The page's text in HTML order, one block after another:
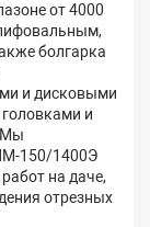
от 4000
болгарка
и дисковыми
и
Мы
150/1400Э
на даче,
отрезных